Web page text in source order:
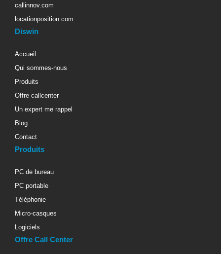
callinnov.com
locationposition.com
Diswin
Accueil
Qui sommes-nous
Produits
Offre callcenter
Un expert me rappel
Blog
Contact
Produits
PC de bureau
PC portable
Téléphonie
Micro-casques
Logiciels
Offre Call Center